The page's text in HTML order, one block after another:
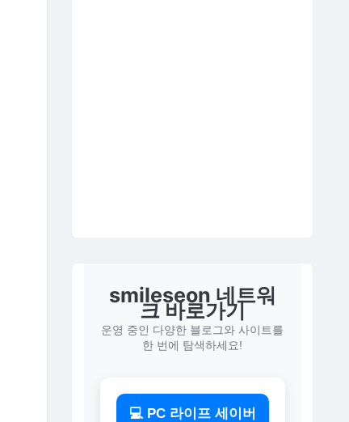
smileseon 네트워
크 바로가기
운영 중인 다양한 블로그와 사이트를
한 번에 탐색하세요!
💻 PC 라이프 세이버